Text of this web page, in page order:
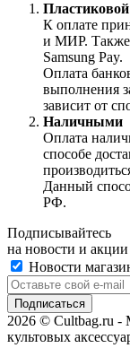
К оплате
и МИР. Также
Samsung Pay.
Оплата
выполнения
зависит от
Наличными
Оплата
способе
Данный
РФ.
Подписывайтесь
на новости и акции
Новости
2026 © Cultbag.ru -
культовых